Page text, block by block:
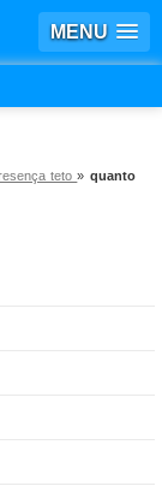
MENU
teto» quanto